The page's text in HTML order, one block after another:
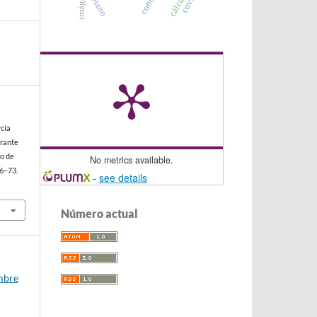
de
No metrics available.
- see details
Número actual